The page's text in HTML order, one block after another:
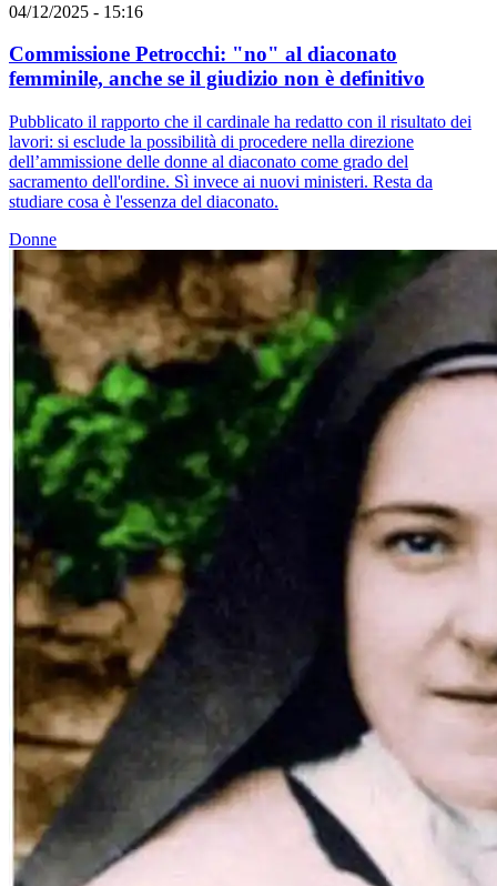
04/12/2025 - 15:16
Commissione Petrocchi: "no" al diaconato
femminile, anche se il giudizio non è definitivo
Pubblicato il rapporto che il cardinale ha redatto con il risultato dei
lavori: si esclude la possibilità di procedere nella direzione
dell’ammissione delle donne al diaconato come grado del
sacramento dell'ordine. Sì invece ai nuovi ministeri. Resta da
studiare cosa è l'essenza del diaconato.
Donne